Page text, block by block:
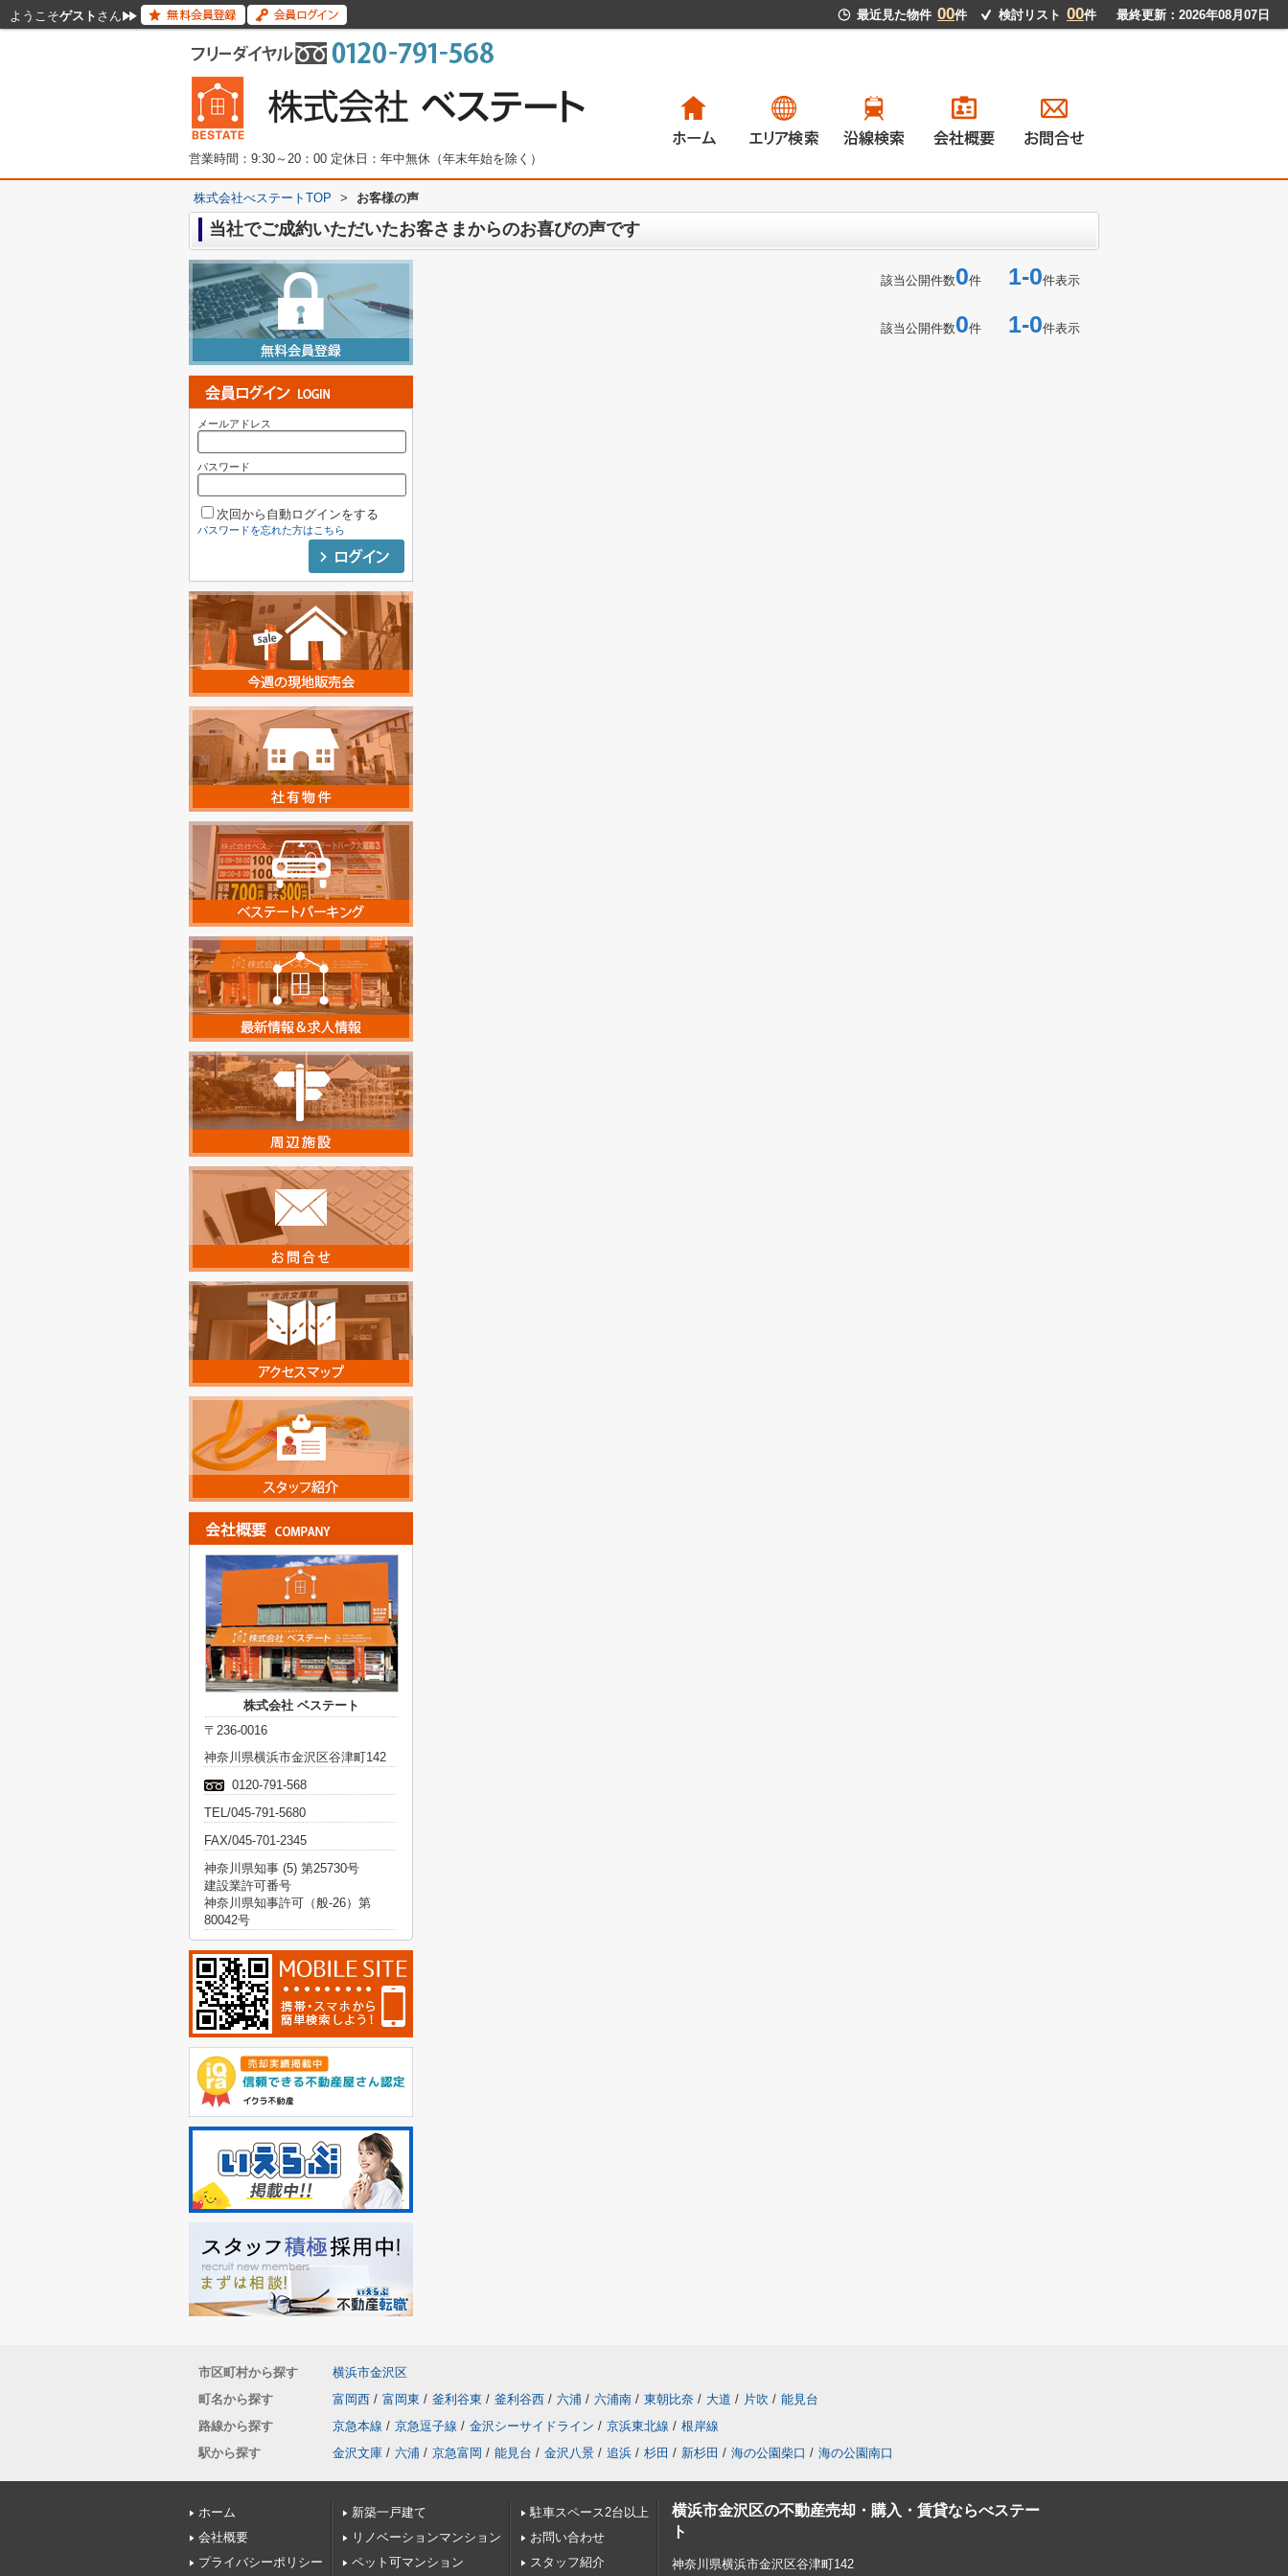
ようこそゲスト さん 最近見た物件 00件 検討リスト 00件 最終更新：2026年08月07日
営業時間：9:30～20：00 定休日：年中無休（年末年始を除く）
株式会社べステートTOP > お客様の声
当社でご成約いただいたお客さまからのお喜びの声です
該当公開件数0件 1-0件表示
該当公開件数0件 1-0件表示
メールアドレス
パスワード
次回から自動ログインをする
パスワードを忘れた方はこちら
株式会社 ベステート
〒236-0016
神奈川県横浜市金沢区谷津町142
0120-791-568
TEL/045-791-5680
FAX/045-701-2345
神奈川県知事 (5) 第25730号
建設業許可番号
神奈川県知事許可（般-26）第
80042号
市区町村から探す
横浜市金沢区
町名から探す
富岡西 / 富岡東 / 釜利谷東 / 釜利谷西 / 六浦 / 六浦南 / 東朝比奈 / 大道 / 片吹 / 能見台
路線から探す
京急本線 / 京急逗子線 / 金沢シーサイドライン / 京浜東北線 / 根岸線
駅から探す
金沢文庫 / 六浦 / 京急富岡 / 能見台 / 金沢八景 / 追浜 / 杉田 / 新杉田 / 海の公園柴口 / 海の公園南口
ホーム
会社概要
プライバシーポリシー
新築一戸建て
リノベーションマンション
ペット可マンション
駐車スペース2台以上
お問い合わせ
スタッフ紹介
横浜市金沢区の不動産売却・購入・賃貸ならべステー
ト
神奈川県横浜市金沢区谷津町142